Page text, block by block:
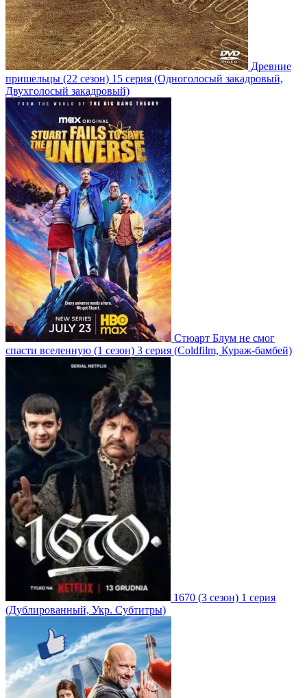
Древние
пришельцы (22 сезон) 15 серия (Одноголосый закадровый,
Двухголосый закадровый)
Стюарт Блум не смог
спасти вселенную (1 сезон) 3 серия (Coldfilm, Кураж-бамбей)
1670 (3 сезон) 1 серия
(Дублированный, Укр. Субтитры)